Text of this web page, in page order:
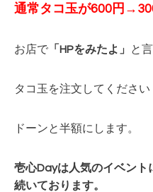
通常タコ玉が600円
お店で 「HPをみたよ」 と
タコ玉を注文してください
ドーンと半額にします。
壱心Dayは人気のイベント
続いております。